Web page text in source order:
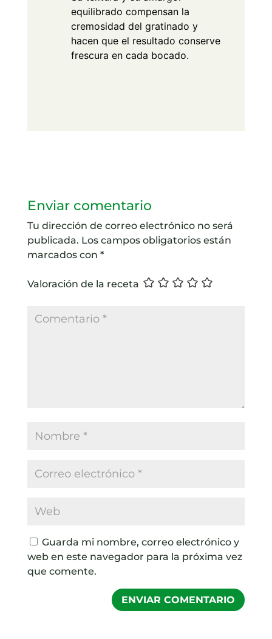
equilibrado compensan la
cremosidad del gratinado y
hacen que el resultado conserve
frescura en cada bocado.
Enviar comentario
Tu dirección de correo electrónico no será
publicada. Los campos obligatorios están
marcados con *
Valoración de la receta
Guarda mi nombre, correo electrónico y
web en este navegador para la próxima vez
que comente.